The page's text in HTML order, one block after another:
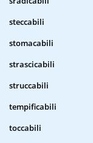
steccabili
stomacabili
strascicabili
struccabili
tempificabili
toccabili